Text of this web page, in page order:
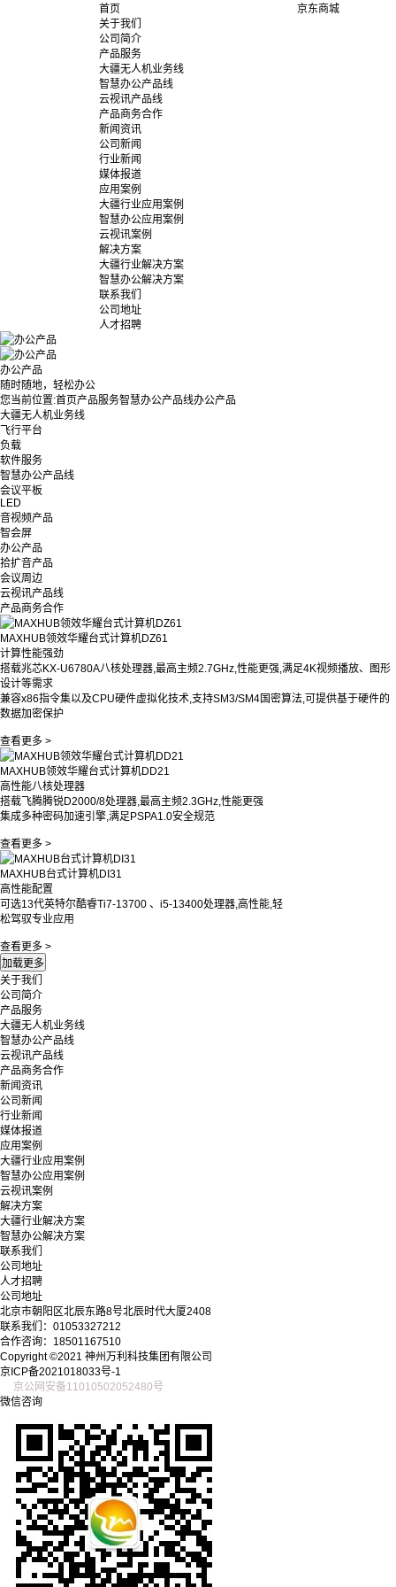
首页
关于我们
公司简介
产品服务
大疆无人机业务线
智慧办公产品线
云视讯产品线
产品商务合作
新闻资讯
公司新闻
行业新闻
媒体报道
应用案例
大疆行业应用案例
智慧办公应用案例
云视讯案例
解决方案
大疆行业解决方案
智慧办公解决方案
联系我们
公司地址
人才招聘
京东商城
办公产品
随时随地，轻松办公
您当前位置:首页产品服务智慧办公产品线办公产品
大疆无人机业务线
飞行平台
负载
软件服务
智慧办公产品线
会议平板
LED
音视频产品
智会屏
办公产品
拾扩音产品
会议周边
云视讯产品线
产品商务合作
MAXHUB领效华耀台式计算机DZ61
计算性能强劲
搭载兆芯KX-U6780A八核处理器,最高主频2.7GHz,性能更强,满足4K视频播放、图形
设计等需求
兼容x86指令集以及CPU硬件虚拟化技术,支持SM3/SM4国密算法,可提供基于硬件的
数据加密保护
查看更多 >
MAXHUB领效华耀台式计算机DD21
高性能八核处理器
搭载飞腾腾锐D2000/8处理器,最高主频2.3GHz,性能更强
集成多种密码加速引擎,满足PSPA1.0安全规范
查看更多 >
MAXHUB台式计算机DI31
高性能配置
可选13代英特尔酷睿Ti7-13700 、i5-13400处理器,高性能,轻
松驾驭专业应用
查看更多 >
关于我们
公司简介
产品服务
大疆无人机业务线
智慧办公产品线
云视讯产品线
产品商务合作
新闻资讯
公司新闻
行业新闻
媒体报道
应用案例
大疆行业应用案例
智慧办公应用案例
云视讯案例
解决方案
大疆行业解决方案
智慧办公解决方案
联系我们
公司地址
人才招聘
公司地址
北京市朝阳区北辰东路8号北辰时代大厦2408
联系我们：01053327212
合作咨询：18501167510
Copyright ©2021 神州万利科技集团有限公司
京ICP备2021018033号-1
京公网安备11010502052480号
微信咨询